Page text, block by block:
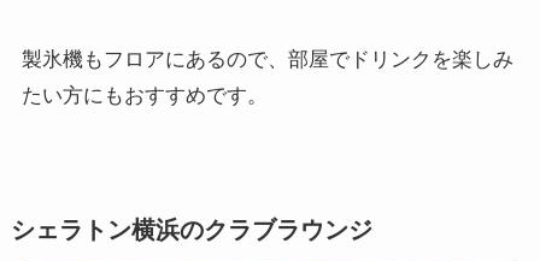
製氷機もフロアにあるので、部屋でドリンクを楽しみ
たい方にもおすすめです。
シェラトン横浜のクラブラウンジ